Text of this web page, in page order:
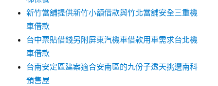
新竹當舖提供新竹小額借款與竹北當舖安全三重機
車借款
台中票貼借錢另附屏東汽機車借款用車需求台北機
車借款
台南安定區建案適合安南區的九份子透天挑選南科
預售屋